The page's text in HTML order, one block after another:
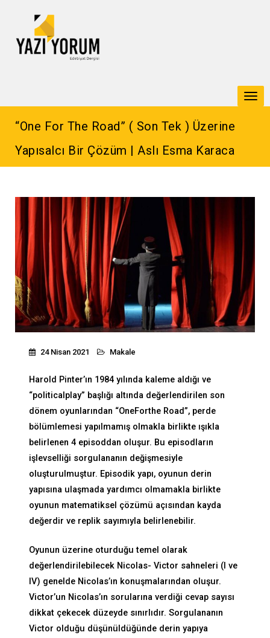
“One For The Road” ( Son Tek ) Üzerine
Yapısalcı Bir Çözüm | Aslı Esma Karaca
24 Nisan 2021 Makale
Harold Pinter’ın 1984 yılında kaleme aldığı ve
“politicalplay” başlığı altında değerlendirilen son
dönem oyunlarından “OneForthe Road”, perde
bölümlemesi yapılmamış olmakla birlikte ışıkla
belirlenen 4 episoddan oluşur. Bu episodların
işlevselliği sorgulananın değişmesiyle
oluşturulmuştur. Episodik yapı, oyunun derin
yapısına ulaşmada yardımcı olmamakla birlikte
oyunun matematiksel çözümü açısından kayda
değerdir ve replik sayımıyla belirlenebilir.
Oyunun üzerine oturduğu temel olarak
değerlendirilebilecek Nicolas- Victor sahneleri (I ve
IV) genelde Nicolas’ın konuşmalarından oluşur.
Victor’un Nicolas’ın sorularına verdiği cevap sayısı
dikkat çekecek düzeyde sınırlıdır. Sorgulananın
Victor olduğu düşünüldüğünde derin yapıya